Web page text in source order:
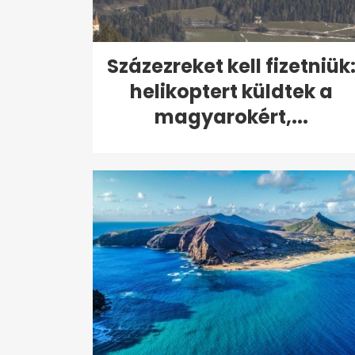
Százezreket kell fizetniük:
helikoptert küldtek a
magyarokért,...